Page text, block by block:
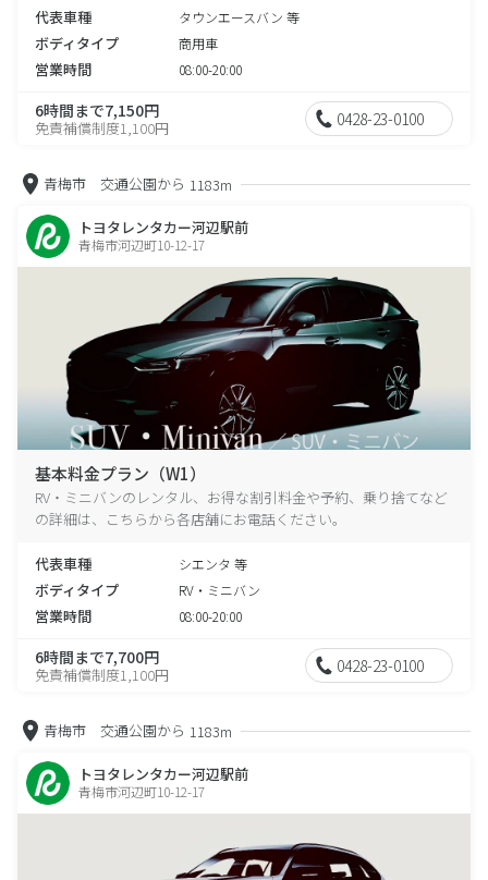
代表車種 タウンエースバン 等
ボディタイプ 商用車
営業時間 08:00-20:00
6時間まで7,150円
免責補償制度1,100円 0428-23-0100
青梅市 交通公園から 1183m
トヨタレンタカー河辺駅前
青梅市河辺町10-12-17
基本料金プラン（W1）
RV・ミニバンのレンタル、お得な割引料金や予約、乗り捨てなど
の詳細は、こちらから各店舗にお電話ください。
代表車種 シエンタ 等
ボディタイプ RV・ミニバン
営業時間 08:00-20:00
6時間まで7,700円
免責補償制度1,100円 0428-23-0100
青梅市 交通公園から 1183m
トヨタレンタカー河辺駅前
青梅市河辺町10-12-17